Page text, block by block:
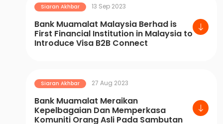
Siaran Akhbar 13 Sep 2023
Bank Muamalat Malaysia Berhad is
First Financial Institution in Malaysia to
Introduce Visa B2B Connect
Siaran Akhbar 27 Aug 2023
Bank Muamalat Meraikan
Kepelbagaian Dan Memperkasa
Komuniti Orang Asli Pada Sambutan